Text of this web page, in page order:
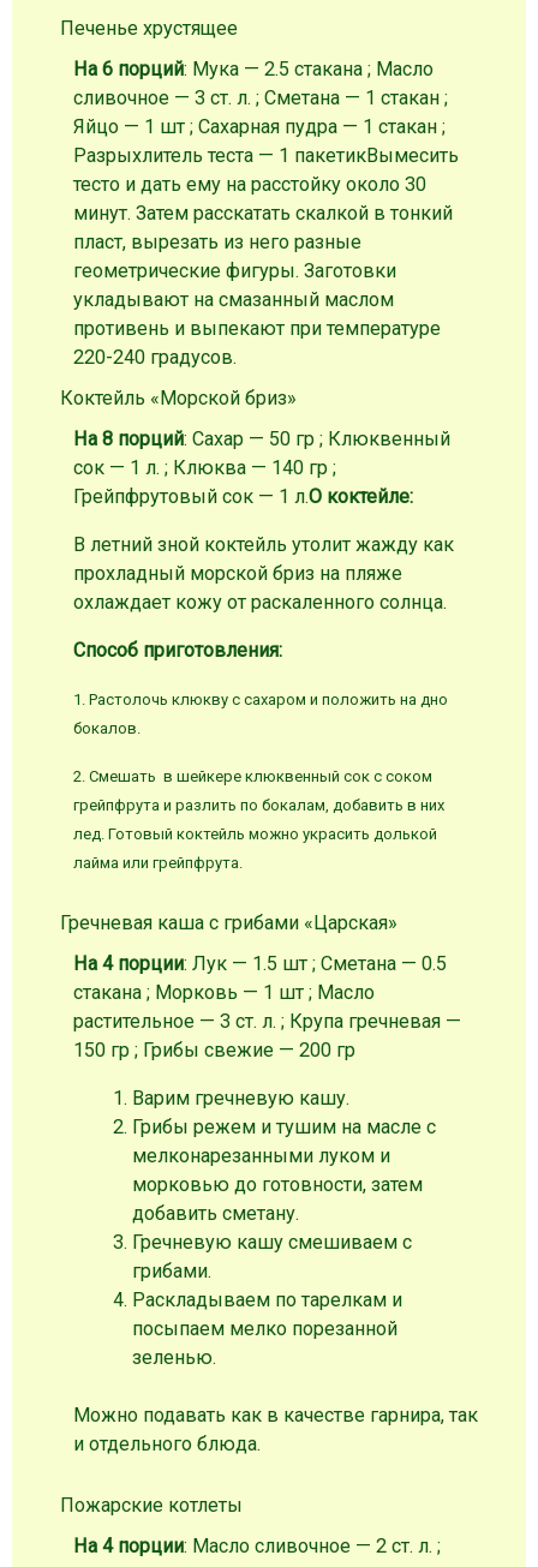
Печенье хрустящее
На 6 порций: Мука — 2.5 стакана ; Масло
сливочное — 3 ст. л. ; Сметана — 1 стакан ;
Яйцо — 1 шт ; Сахарная пудра — 1 стакан ;
Разрыхлитель теста — 1 пакетикВымесить
тесто и дать ему на расстойку около 30
минут. Затем расскатать скалкой в тонкий
пласт, вырезать из него разные
геометрические фигуры. Заготовки
укладывают на смазанный маслом
противень и выпекают при температуре
220-240 градусов.
Коктейль «Морской бриз»
На 8 порций: Сахар — 50 гр ; Клюквенный
сок — 1 л. ; Клюква — 140 гр ;
Грейпфрутовый сок — 1 л.О коктейле:
В летний зной коктейль утолит жажду как
прохладный морской бриз на пляже
охлаждает кожу от раскаленного солнца.
Способ приготовления:
1.Растолочь клюкву с сахаром и положить на дно
бокалов.
2. Смешать в шейкере клюквенный сок с соком
грейпфрута и разлить по бокалам, добавить в них
лед. Готовый коктейль можно украсить долькой
лайма или грейпфрута.
Гречневая каша с грибами «Царская»
На 4 порции: Лук — 1.5 шт ; Сметана — 0.5
стакана ; Морковь — 1 шт ; Масло
растительное — 3 ст. л. ; Крупа гречневая —
150 гр ; Грибы свежие — 200 гр
Варим гречневую кашу.
Грибы режем и тушим на масле с
мелконарезанными луком и
морковью до готовности, затем
добавить сметану.
Гречневую кашу смешиваем с
грибами.
Раскладываем по тарелкам и
посыпаем мелко порезанной
зеленью.
Можно подавать как в качестве гарнира, так
и отдельного блюда.
Пожарские котлеты
На 4 порции: Масло сливочное — 2 ст. л. ;